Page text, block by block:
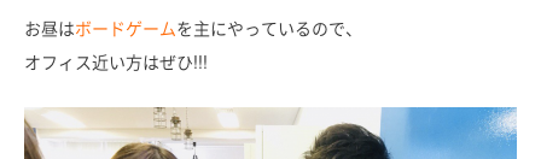
お昼はボードゲームを主にやっているので、
オフィス近い方はぜひ!!!